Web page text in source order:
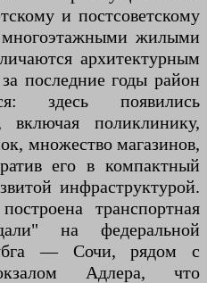
и постсоветскому
жилыми
архитектурным
последние годы район
здесь появились
включая поликлинику,
множество магазинов,
его в компактный
инфраструктурой.
транспортная
на федеральной
— Сочи, рядом с
Адлера, что